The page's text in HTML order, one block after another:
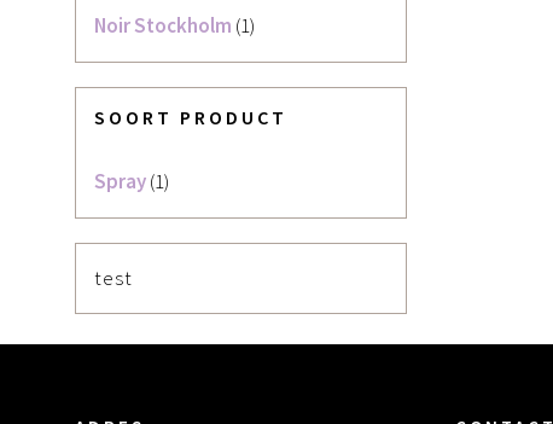
Noir Stockholm (1)
SOORT PRODUCT
Spray(1)
test